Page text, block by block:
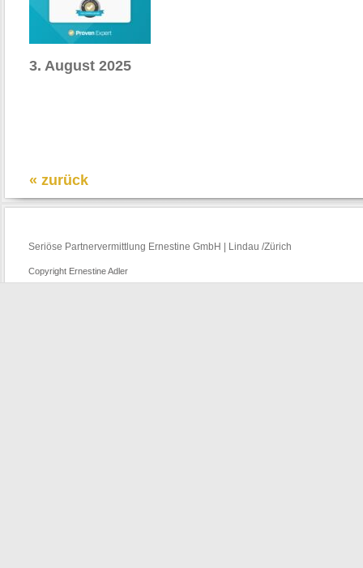
3. August 2025
« zurück
Seriöse Partnervermittlung Ernestine GmbH | Lindau /Zürich
Copyright Ernestine Adler